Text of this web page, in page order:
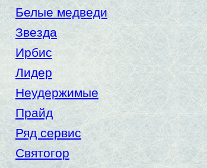
Белые медведи
Звезда
Ирбис
Лидер
Неудержимые
Прайд
Ряд сервис
Святогор